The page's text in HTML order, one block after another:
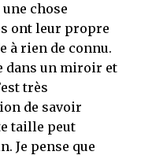
chose
ont leur propre
à rien de connu.
dans un miroir et
très
de savoir
taille peut
Je pense que